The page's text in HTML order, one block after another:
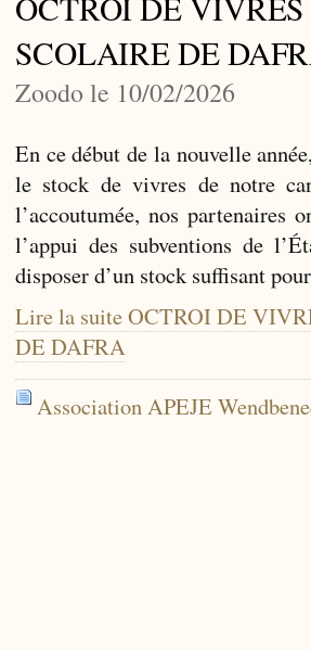
SCOLAIRE DE
Zoodo le 10/02/2026
En ce début de la nouvelle
le stock de vivres de notre
l’accoutumée, nos partenaires
l’appui des subventions de
disposer d’un stock suffisant
Lire la suite OCTROI DE
DE DAFRA
Association APEJE